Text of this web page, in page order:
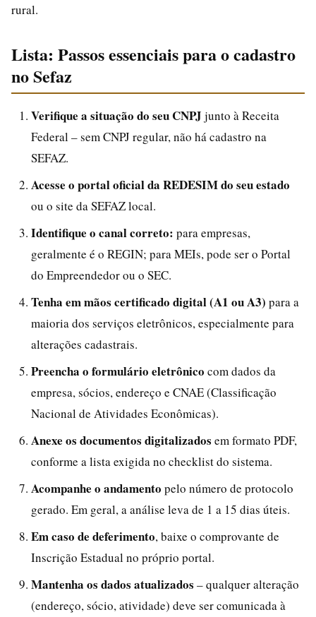
rural.
Lista: Passos essenciais para o cadastro
no Sefaz
Verifique a situação do seu CNPJ junto à Receita
Federal – sem CNPJ regular, não há cadastro na
SEFAZ.
Acesse o portal oficial da REDESIM do seu estado
ou o site da SEFAZ local.
Identifique o canal correto: para empresas,
geralmente é o REGIN; para MEIs, pode ser o Portal
do Empreendedor ou o SEC.
Tenha em mãos certificado digital (A1 ou A3) para a
maioria dos serviços eletrônicos, especialmente para
alterações cadastrais.
Preencha o formulário eletrônico com dados da
empresa, sócios, endereço e CNAE (Classificação
Nacional de Atividades Econômicas).
Anexe os documentos digitalizados em formato PDF,
conforme a lista exigida no checklist do sistema.
Acompanhe o andamento pelo número de protocolo
gerado. Em geral, a análise leva de 1 a 15 dias úteis.
Em caso de deferimento, baixe o comprovante de
Inscrição Estadual no próprio portal.
Mantenha os dados atualizados – qualquer alteração
(endereço, sócio, atividade) deve ser comunicada à